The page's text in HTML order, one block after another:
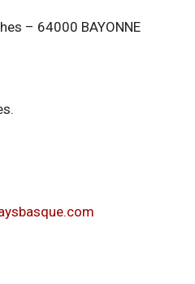
– 64000 BAYONNE